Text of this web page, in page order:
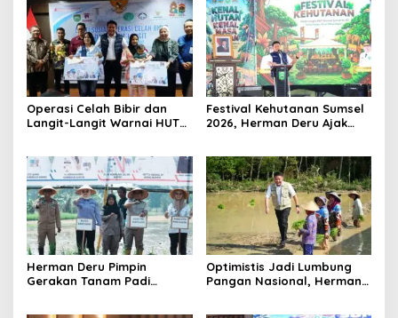
Operasi Celah Bibir dan
Langit-Langit Warnai HUT
Festival Kehutanan Sumsel
2026, Herman Deru Ajak
Herman Deru Pimpin
Gerakan Tanam Padi
Optimistis Jadi Lumbung
Pangan Nasional, Herman